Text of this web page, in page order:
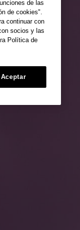
de las
de cookies".
continuar con
socios y las
Política de
Aceptar